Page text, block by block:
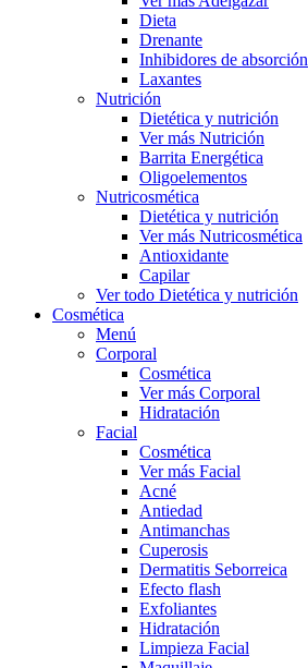
Dieta
Drenante
Inhibidores de absorción
Laxantes
Nutrición
Dietética y nutrición
Ver más Nutrición
Barrita Energética
Oligoelementos
Nutricosmética
Dietética y nutrición
Ver más Nutricosmética
Antioxidante
Capilar
Ver todo Dietética y nutrición
Cosmética
Menú
Corporal
Cosmética
Ver más Corporal
Hidratación
Facial
Cosmética
Ver más Facial
Acné
Antiedad
Antimanchas
Cuperosis
Dermatitis Seborreica
Efecto flash
Exfoliantes
Hidratación
Limpieza Facial